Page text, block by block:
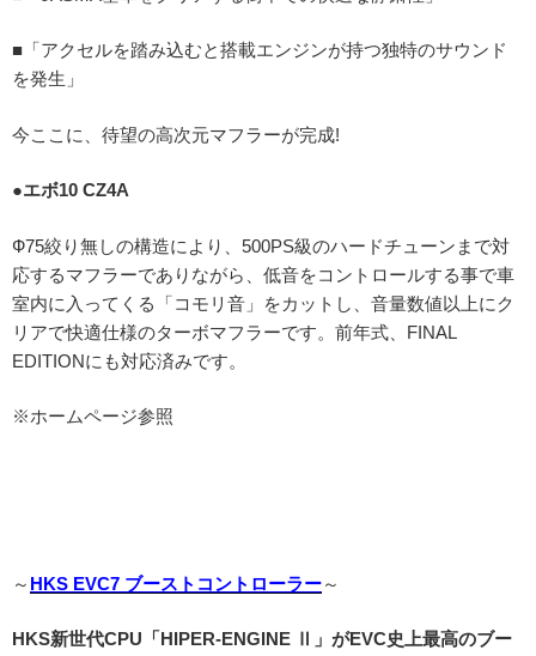
■「アクセルを踏み込むと搭載エンジンが持つ独特のサウンド
を発生」
今ここに、待望の高次元マフラーが完成!
●エボ10 CZ4A
Ф75絞り無しの構造により、500PS級のハードチューンまで対
応するマフラーでありながら、低音をコントロールする事で車
室内に入ってくる「コモリ音」をカットし、音量数値以上にク
リアで快適仕様のターボマフラーです。前年式、FINAL
EDITIONにも対応済みです。
※ホームページ参照
～ HKS EVC7 ブーストコントローラー～
HKS新世代CPU「HIPER-ENGINE Ⅱ」がEVC史上最高のブー